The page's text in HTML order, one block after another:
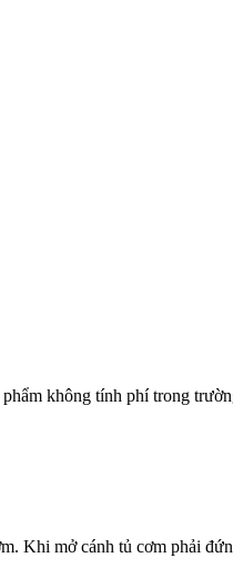
không tính phí trong
Khi mở cánh tủ cơm phải